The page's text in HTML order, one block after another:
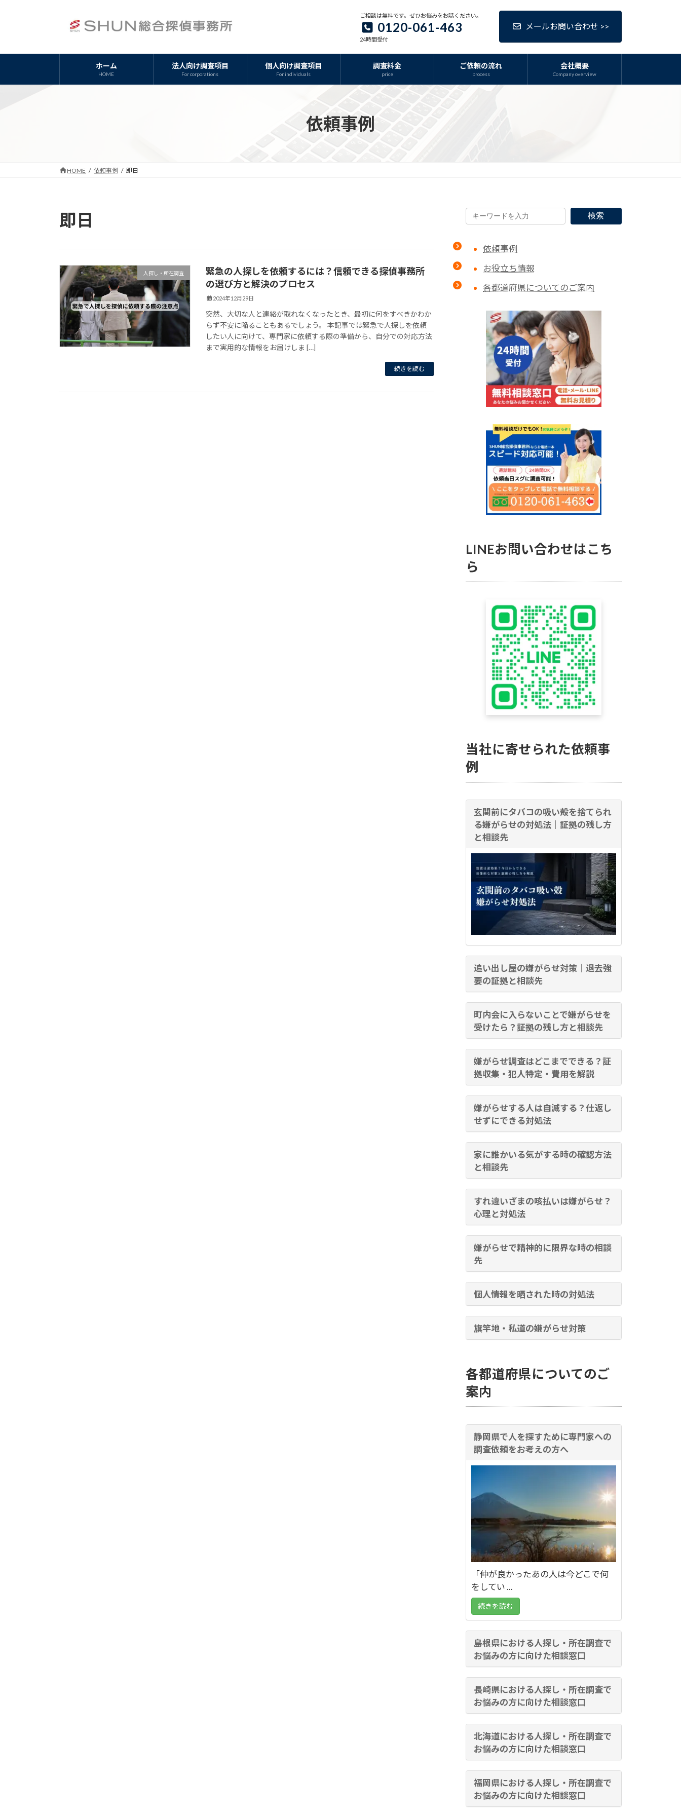
ツ
ス
シ
ン
ご相談は無料です。ぜひお悩みをお話ください。
0120-061-463
24時間受付
メールお問い合わせ >>
ホーム
HOME
法人向け調査項目
For corporations
個人向け調査項目
For individuals
調査料金
price
ご依頼の流れ
process
会社概要
Company overview
依頼事例
HOME 依頼事例 即日
即日
人探し・所在調査
緊急の人探しを依頼するには？信頼できる探偵事務所
の選び方と解決のプロセス
2024年12月29日
突然、大切な人と連絡が取れなくなったとき、最初に何をすべきかわか
らず不安に陥ることもあるでしょう。 本記事では緊急で人探しを依頼
したい人に向けて、専門家に依頼する際の準備から、自分での対応方法
まで実用的な情報をお届けしま […]
続きを読む
検索
依頼事例
お役立ち情報
各都道府県についてのご案内
LINEお問い合わせはこち
ら
当社に寄せられた依頼事
例
玄関前にタバコの吸い殻を捨てられ
る嫌がらせの対処法｜証拠の残し方
と相談先
追い出し屋の嫌がらせ対策｜退去強
要の証拠と相談先
町内会に入らないことで嫌がらせを
受けたら？証拠の残し方と相談先
嫌がらせ調査はどこまでできる？証
拠収集・犯人特定・費用を解説
嫌がらせする人は自滅する？仕返し
せずにできる対処法
家に誰かいる気がする時の確認方法
と相談先
すれ違いざまの咳払いは嫌がらせ？
心理と対処法
嫌がらせで精神的に限界な時の相談
先
個人情報を晒された時の対処法
旗竿地・私道の嫌がらせ対策
各都道府県についてのご
案内
静岡県で人を探すために専門家への
調査依頼をお考えの方へ
「仲が良かったあの人は今どこで何
をしてい ...
続きを読む
島根県における人探し・所在調査で
お悩みの方に向けた相談窓口
長崎県における人探し・所在調査で
お悩みの方に向けた相談窓口
北海道における人探し・所在調査で
お悩みの方に向けた相談窓口
福岡県における人探し・所在調査で
お悩みの方に向けた相談窓口